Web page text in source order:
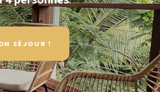
SÉJOUR !